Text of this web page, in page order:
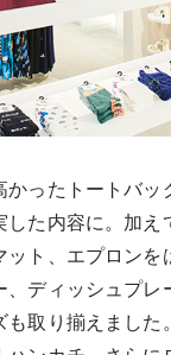
かったトートバッ
した内容に。加え
ット、エプロンを
、ディッシュプレ
も取り揃えました